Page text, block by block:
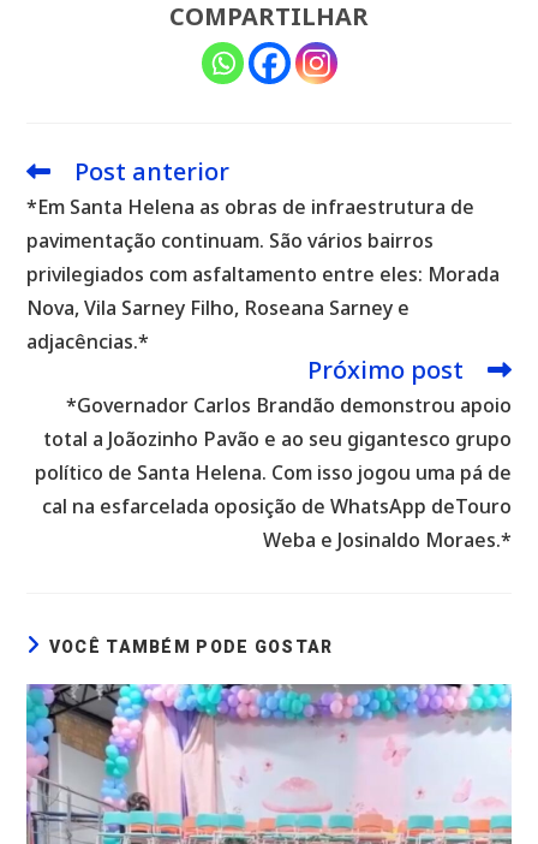
COMPARTILHAR
Leia
artigos
Post anterior
*Em Santa Helena as obras de infraestrutura de
pavimentação continuam. São vários bairros
privilegiados com asfaltamento entre eles: Morada
Nova, Vila Sarney Filho, Roseana Sarney e
adjacências.*
Próximo post
*Governador Carlos Brandão demonstrou apoio
total a Joãozinho Pavão e ao seu gigantesco grupo
político de Santa Helena. Com isso jogou uma pá de
cal na esfarcelada oposição de WhatsApp deTouro
Weba e Josinaldo Moraes.*
VOCÊ TAMBÉM PODE GOSTAR